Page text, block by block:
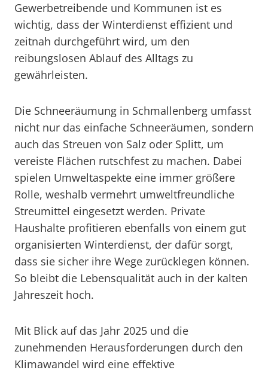
Gewerbetreibende und Kommunen ist es
wichtig, dass der Winterdienst effizient und
zeitnah durchgeführt wird, um den
reibungslosen Ablauf des Alltags zu
gewährleisten.
Die Schneeräumung in Schmallenberg umfasst
nicht nur das einfache Schneeräumen, sondern
auch das Streuen von Salz oder Splitt, um
vereiste Flächen rutschfest zu machen. Dabei
spielen Umweltaspekte eine immer größere
Rolle, weshalb vermehrt umweltfreundliche
Streumittel eingesetzt werden. Private
Haushalte profitieren ebenfalls von einem gut
organisierten Winterdienst, der dafür sorgt,
dass sie sicher ihre Wege zurücklegen können.
So bleibt die Lebensqualität auch in der kalten
Jahreszeit hoch.
Mit Blick auf das Jahr 2025 und die
zunehmenden Herausforderungen durch den
Klimawandel wird eine effektive